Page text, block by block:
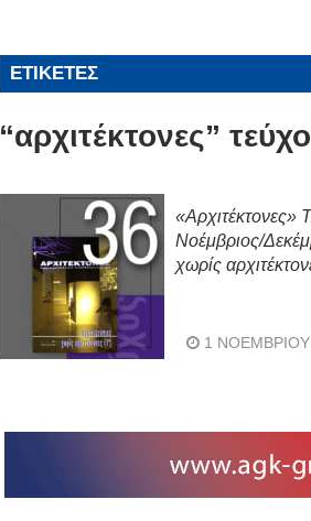
ΕΤΙΚΈΤΕΣ
“αρχιτέκτονες”
«Αρχιτέκτονες»
Nοέμβριος/
χωρίς
1 ΝΟΕΜΒΡΊΟΥ